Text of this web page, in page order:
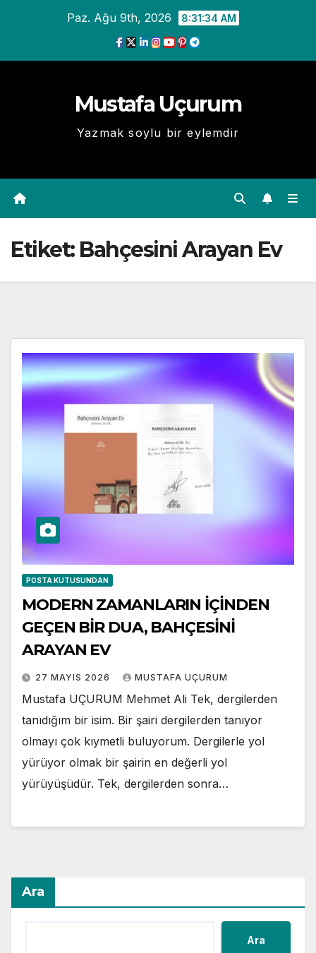
Paz. Ağu 9th, 2026 8:31:35 AM
Mustafa Uçurum
Yazmak soylu bir eylemdir
Etiket: Bahçesini Arayan Ev
POSTA KUTUSUNDAN
MODERN ZAMANLARIN İÇİNDEN
GEÇEN BİR DUA, BAHÇESİNİ
ARAYAN EV
27 MAYIS 2026 MUSTAFA UÇURUM
Mustafa UÇURUM Mehmet Ali Tek, dergilerden
tanıdığım bir isim. Bir şairi dergilerden tanıyor
olmayı çok kıymetli buluyorum. Dergilerle yol
yürüyor olmak bir şairin en değerli yol
yürüyüşüdür. Tek, dergilerden sonra…
Ara
Ara